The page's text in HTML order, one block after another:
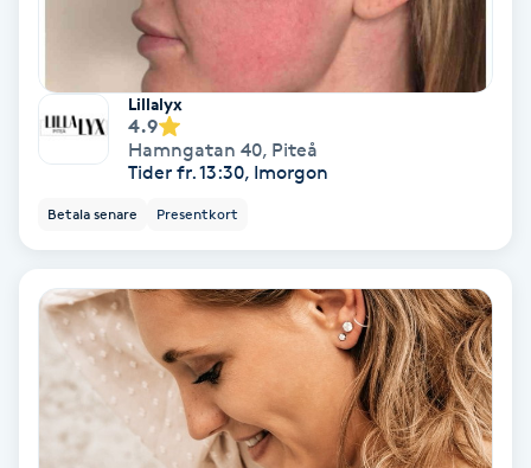
Bröllopsuppsättning
Celluliter
Coachning
Cryoterapi
Damklippning
Lillalyx
4.9
Hamngatan 40, Piteå
Tider fr. 13:30, Imorgon
Betala senare Presentkort